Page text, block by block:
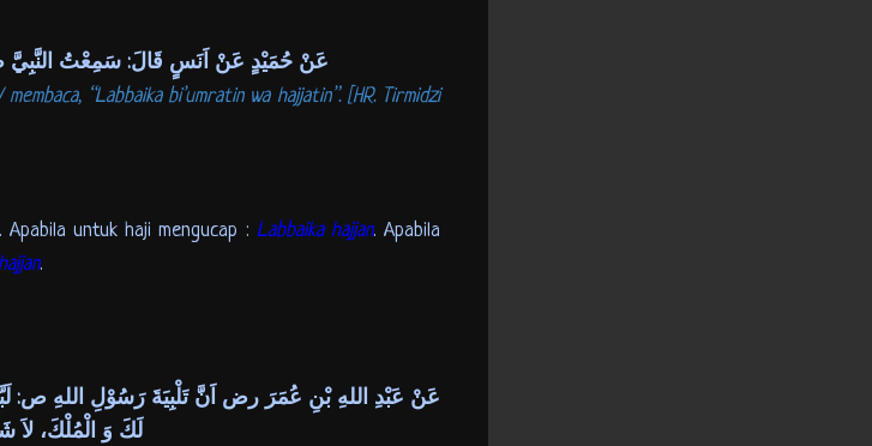
عَنْ حُمَيْدٍ عَنْ اَنَسٍ قَالَ: سَمِعْتُ النَّبِيَّ ص
“Labbaika bi’umratin wa hajjatin”. [HR. Tirmidzi
Apabila untuk haji mengucap : Labbaika hajjan. Apabila
.
عَنْ عَبْدِ اللهِ بْنِ عُمَرَ رض اَنَّ تَلْبِيَةَ رَسُوْلِ اللهِ ص:
لَكَ وَ الْمُلْكَ، لاَ